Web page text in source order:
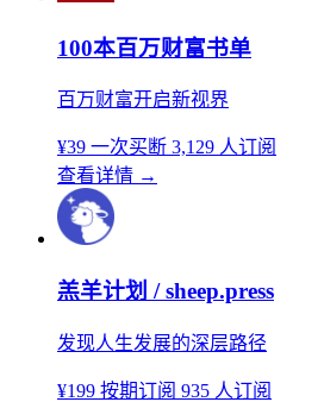
100本百万财富书单
百万财富开启新视界
¥39 一次买断 3,129 人订阅
查看详情 →
羔羊计划 / sheep.press
发现人生发展的深层路径
¥199 按期订阅 935 人订阅